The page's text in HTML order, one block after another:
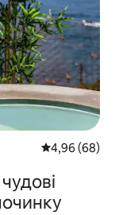
Середня
4,96 (68)